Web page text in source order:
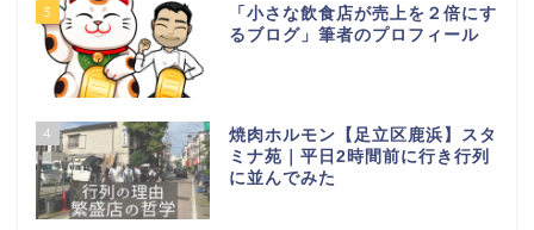
3
「小さな飲食店が売上を２倍にす
るブログ」筆者のプロフィール
4
焼肉ホルモン【足立区鹿浜】スタ
ミナ苑｜平日2時間前に行き行列
に並んでみた